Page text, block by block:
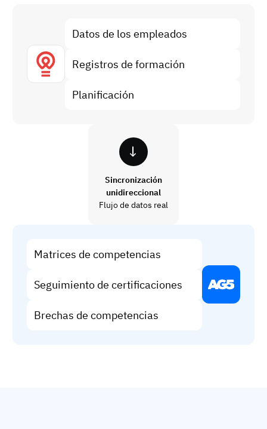
Paneles de control de cumplimiento
Previsión y tendencias
19 de marzo de 2026
Deja de perseguir, empieza a automatizar
con AG5 Workflows
Datos de los empleados
Registros de formación
Planificación
Sincronización
unidireccional
Flujo de datos real
Matrices de competencias
Seguimiento de certificaciones
Brechas de competencias